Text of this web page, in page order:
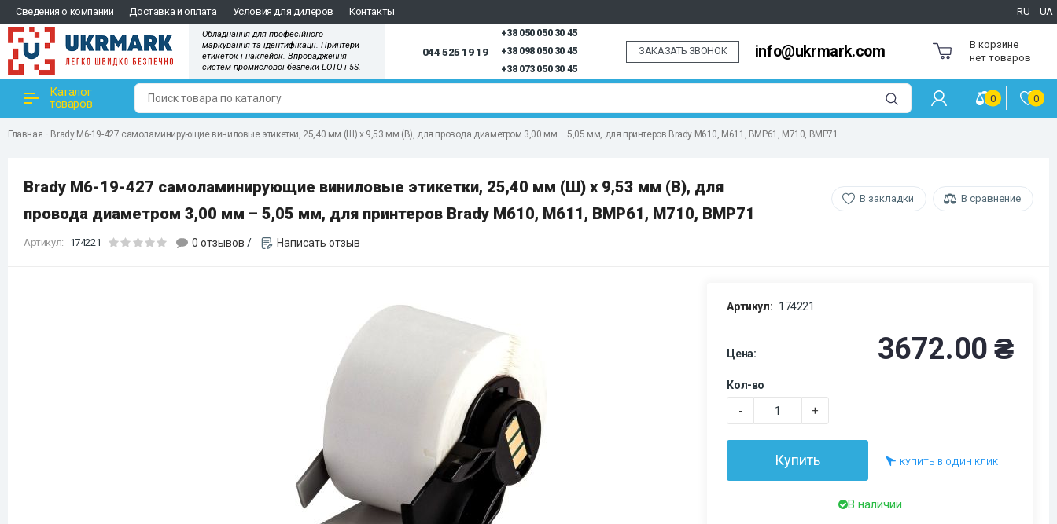
Сведения о компании Доставка и оплата Условия для дилеров Контакты RU UA
Обладнання для професійного
маркування та ідентифікації. Принтери
етикеток і наклейок. Впровадження
систем промислової безпеки LOTO і 5S.
044 525 19 19
+38 050 050 30 45
+38 098 050 30 45
+38 073 050 30 45
ЗАКАЗАТЬ ЗВОНОК info@ukrmark.com
В корзине
нет товаров
Каталог
товаров
0 0
Главная Brady M6-19-427 самоламинирующие виниловые этикетки, 25,40 мм (Ш) x 9,53 мм (В), для провода диаметром 3,00 мм – 5,05 мм, для принтеров Brady M610, M611, BMP61, M710, BMP71
Brady M6-19-427 самоламинирующие виниловые этикетки, 25,40 мм (Ш) x 9,53 мм (В), для
провода диаметром 3,00 мм – 5,05 мм, для принтеров Brady M610, M611, BMP61, M710, BMP71
Артикул: 174221 0 отзывов / Написать отзыв
В закладки В сравнение
Артикул: 174221
Цена: 3672.00 ₴
Кол-во
- +
Купить КУПИТЬ В ОДИН КЛИК
В наличии